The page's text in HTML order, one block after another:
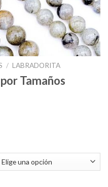
/ LABRADORITA
Tamaños